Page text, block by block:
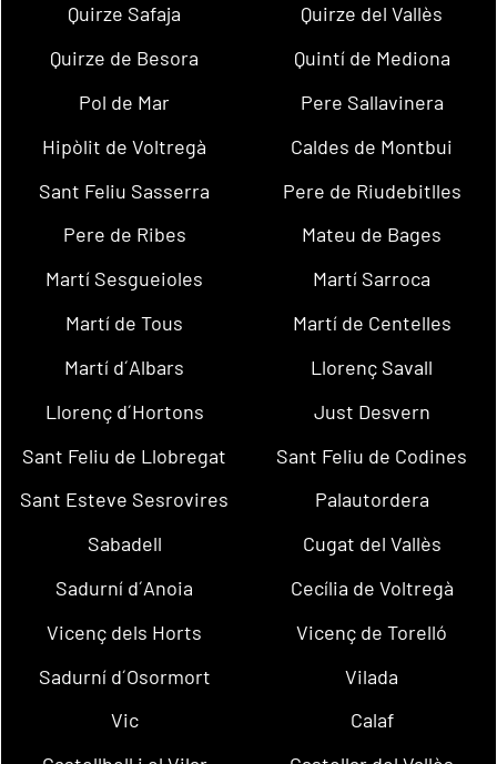
Quirze Safaja
Quirze del Vallès
Quirze de Besora
Quintí de Mediona
Pol de Mar
Pere Sallavinera
Hipòlit de Voltregà
Caldes de Montbui
Sant Feliu Sasserra
Pere de Riudebitlles
Pere de Ribes
Mateu de Bages
Martí Sesgueioles
Martí Sarroca
Martí de Tous
Martí de Centelles
Martí d´Albars
Llorenç Savall
Llorenç d´Hortons
Just Desvern
Sant Feliu de Llobregat
Sant Feliu de Codines
Sant Esteve Sesrovires
Palautordera
Sabadell
Cugat del Vallès
Sadurní d´Anoia
Cecília de Voltregà
Vicenç dels Horts
Vicenç de Torelló
Sadurní d´Osormort
Vilada
Vic
Calaf